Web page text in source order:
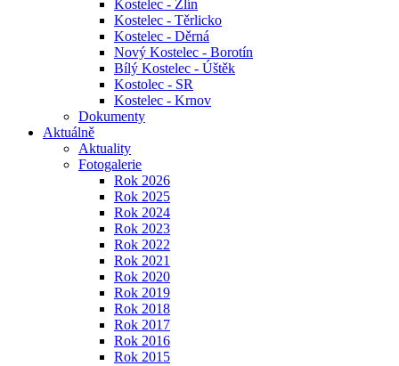
Kostelec - Zlín
Kostelec - Těrlicko
Kostelec - Děrná
Nový Kostelec - Borotín
Bílý Kostelec - Úštěk
Kostolec - SR
Kostelec - Krnov
Dokumenty
Aktuálně
Aktuality
Fotogalerie
Rok 2026
Rok 2025
Rok 2024
Rok 2023
Rok 2022
Rok 2021
Rok 2020
Rok 2019
Rok 2018
Rok 2017
Rok 2016
Rok 2015